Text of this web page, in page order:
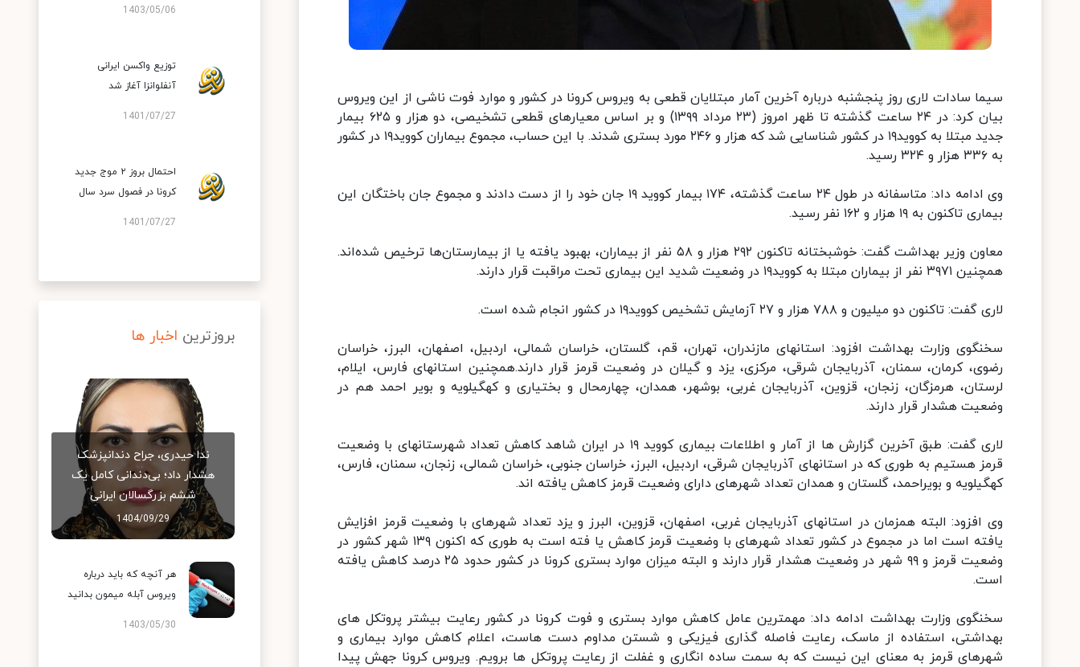
سیما سادات لاری روز پنجشنبه درباره آخرین آمار مبتلایان قطعی به ویروس کرونا در کشور و موارد فوت ناشی از این ویروس
بیان کرد: در ۲۴ ساعت گذشته تا ظهر امروز (۲۳ مرداد ۱۳۹۹) و بر اساس معیارهای قطعی تشخیصی، دو هزار و ۶۲۵ بیمار
جدید مبتلا به کووید۱۹ در کشور شناسایی شد که هزار و ۲۴۶ مورد بستری شدند. با این حساب، مجموع بیماران کووید۱۹ در کشور
به ۳۳۶ هزار و ۳۲۴ رسید.
وی ادامه داد: متاسفانه در طول ۲۴ ساعت گذشته، ۱۷۴ بیمار کووید ۱۹ جان خود را از دست دادند و مجموع جان باختگان این
بیماری تاکنون به ۱۹ هزار و ۱۶۲ نفر رسید.
معاون وزیر بهداشت گفت: خوشبختانه تاکنون ۲۹۲ هزار و ۵۸ نفر از بیماران، بهبود یافته یا از بیمارستان‌ها ترخیص شده‌اند.
همچنین ۳۹۷۱ نفر از بیماران مبتلا به کووید۱۹ در وضعیت شدید این بیماری تحت مراقبت قرار دارند.
لاری گفت: تاکنون دو میلیون و ۷۸۸ هزار و ۲۷ آزمایش تشخیص کووید۱۹ در کشور انجام شده است.
سخنگوی وزارت بهداشت افزود: استانهای مازندران، تهران، قم، گلستان، خراسان شمالی، اردبیل، اصفهان، البرز، خراسان
رضوی، کرمان، سمنان، آذربایجان شرقی، مرکزی، یزد و گیلان در وضعیت قرمز قرار دارند.همچنین استانهای فارس، ایلام،
لرستان، هرمزگان، زنجان، قزوین، آذربایجان غربی، بوشهر، همدان، چهارمحال و بختیاری و کهگیلویه و بویر احمد هم در
وضعیت هشدار قرار دارند.
لاری گفت: طبق آخرین گزارش ها از آمار و اطلاعات بیماری کووید ۱۹ در ایران شاهد کاهش تعداد شهرستانهای با وضعیت
قرمز هستیم به طوری که در استانهای آذربایجان شرقی، اردبیل، البرز، خراسان جنوبی، خراسان شمالی، زنجان، سمنان، فارس،
کهگیلویه و بویراحمد، گلستان و همدان تعداد شهرهای دارای وضعیت قرمز کاهش یافته اند.
وی افزود: البته همزمان در استانهای آذربایجان غربی، اصفهان، قزوین، البرز و یزد تعداد شهرهای با وضعیت قرمز افزایش
یافته است اما در مجموع در کشور تعداد شهرهای با وضعیت قرمز کاهش یا فته است به طوری که اکنون ۱۳۹ شهر کشور در
وضعیت قرمز و ۹۹ شهر در وضعیت هشدار قرار دارند و البته میزان موارد بستری کرونا در کشور حدود ۲۵ درصد کاهش یافته
است.
سخنگوی وزارت بهداشت ادامه داد: مهمترین عامل کاهش موارد بستری و فوت کرونا در کشور رعایت بیشتر پروتکل های
بهداشتی، استفاده از ماسک، رعایت فاصله گذاری فیزیکی و شستن مداوم دست هاست، اعلام کاهش موارد بیماری و
شهرهای قرمز به معنای این نیست که به سمت ساده انگاری و غفلت از رعایت پروتکل ها برویم. ویروس کرونا جهش پیدا
1403/05/06
توزیع واکسن ایرانی
آنفلوانزا آغاز شد
1401/07/27
احتمال بروز ۲ موج جدید
کرونا در فصول سرد سال
1401/07/27
بروزترین اخبار ها
ندا حیدری، جراح دندانپزشک
هشدار داد؛ بی‌دندانی کامل یک
ششم بزرگسالان ایرانی
1404/09/29
هر آنچه که باید درباره
ویروس آبله میمون بدانید
1403/05/30